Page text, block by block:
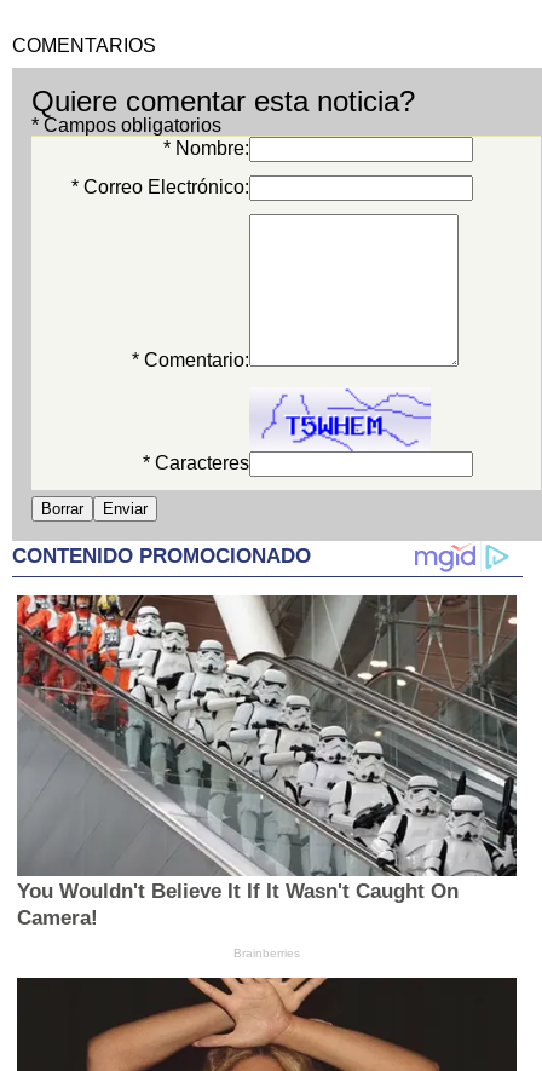
COMENTARIOS
Quiere comentar esta noticia?
* Campos obligatorios
* Nombre:
* Correo Electrónico:
* Comentario:
* Caracteres